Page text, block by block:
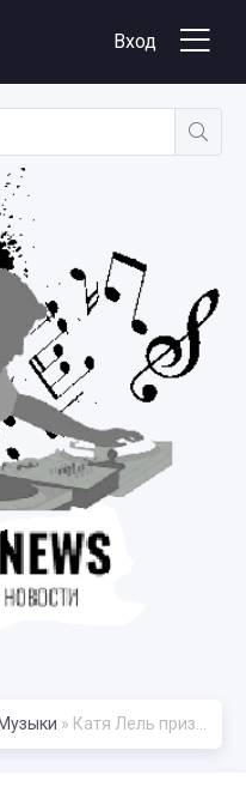
Вход
» Катя Лель призвала смягчить ЕГЭ после того, как подруге её дочери стало плохо на экзамене - «Новости Музыки»